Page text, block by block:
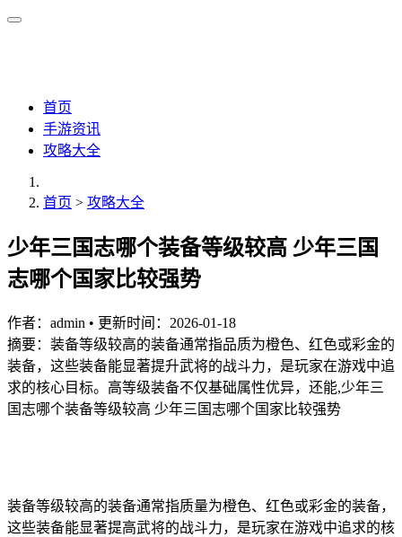
首页
手游资讯
攻略大全
首页 > 攻略大全
少年三国志哪个装备等级较高 少年三国
志哪个国家比较强势
作者： admin • 更新时间：2026-01-18
摘要：装备等级较高的装备通常指品质为橙色、红色或彩金的
装备，这些装备能显著提升武将的战斗力，是玩家在游戏中追
求的核心目标。高等级装备不仅基础属性优异，还能,少年三
国志哪个装备等级较高 少年三国志哪个国家比较强势
装备等级较高的装备通常指质量为橙色、红色或彩金的装备，
这些装备能显著提高武将的战斗力，是玩家在游戏中追求的核